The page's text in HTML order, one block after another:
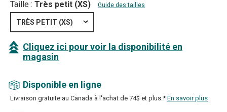
Taille : Très petit (XS) Guide des tailles
TRÈS PETIT (XS)
Cliquez ici pour voir la disponibilité en
magasin
Disponible en ligne
Livraison gratuite au Canada à l'achat de 74$ et plus.* En savoir plus